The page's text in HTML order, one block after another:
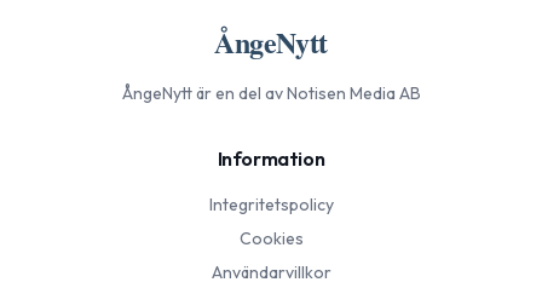
ÅngeNytt
ÅngeNyttär en del av Notisen Media AB
Information
Integritetspolicy
Cookies
Användarvillkor